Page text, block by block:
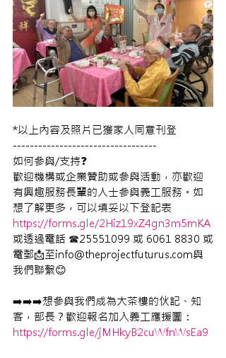
*以上內容及照片已獲家人同意刊登
----------------------------------
如何參與/支持❓
歡迎機構或企業贊助或參與活動，亦歡迎
有興趣服務長輩的人士參與義工服務。如
想了解更多，可以填妥以下登記表
https://forms.gle/2Hiz19xZ4gn3m5mKA
或透過電話 ☎25551099 或 6061 8830 或
電郵📩至info@theprojectfuturus.com與
我們聯繫😊
➡️➡️➡️想參與我們成為大茶樓的伙記、知
客，部長？歡迎報名加入義工應援團：
https://forms.gle/jMHkyB2cuWfnWsEa9